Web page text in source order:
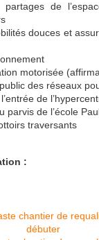
partages de
douces et
motorisée
des réseaux
de
parvis de l’école
traversants
: